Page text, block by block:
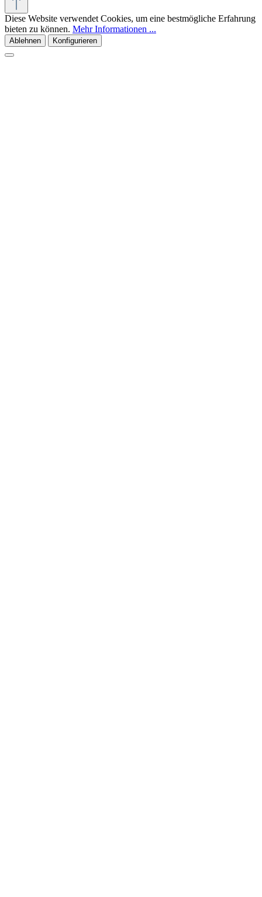
Diese Website verwendet Cookies, um eine bestmögliche Erfahrung
bieten zu können. Mehr Informationen ...
Ablehnen Konfigurieren